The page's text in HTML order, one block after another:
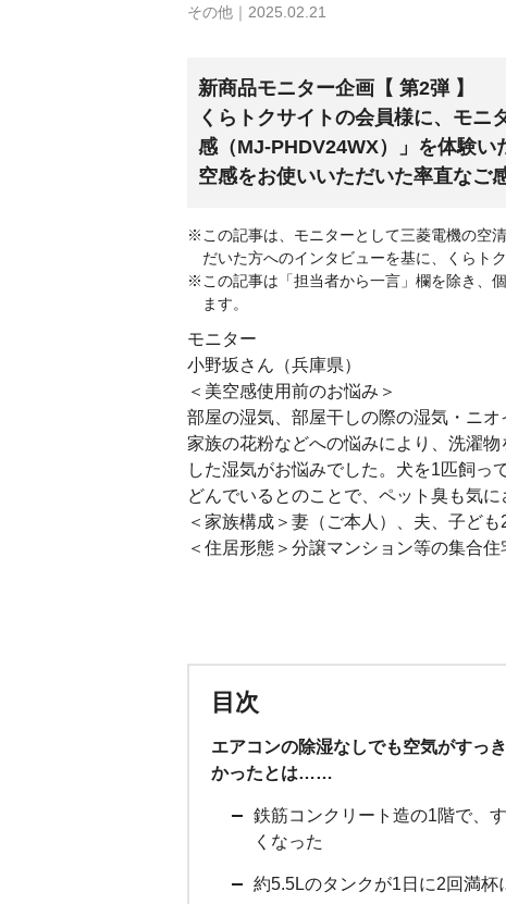
その他｜2025.02.21
新商品モニター企画【 第2弾 】
くらトクサイトの会員様に、モニ
感（MJ-PHDV24WX）」を体験
空感をお使いいただいた率直なご
この記事は、モニターとして三菱電機の空
だいた方へのインタビューを基に、くらト
この記事は「担当者から一言」欄を除き、
ます。
モニター
小野坂さん（兵庫県）
＜美空感使用前のお悩み＞
部屋の湿気、部屋干しの際の湿気・ニオ
家族の花粉などへの悩みにより、洗濯
した湿気がお悩みでした。犬を1匹飼っ
どんでいるとのことで、ペット臭も気に
＜家族構成＞妻（ご本人）、夫、子ども
＜住居形態＞分譲マンション等の集合住
目次
エアコンの除湿なしでも空気がすっ
かったとは……
鉄筋コンクリート造の1階で、
くなった
約5.5Lのタンクが1日に2回満杯